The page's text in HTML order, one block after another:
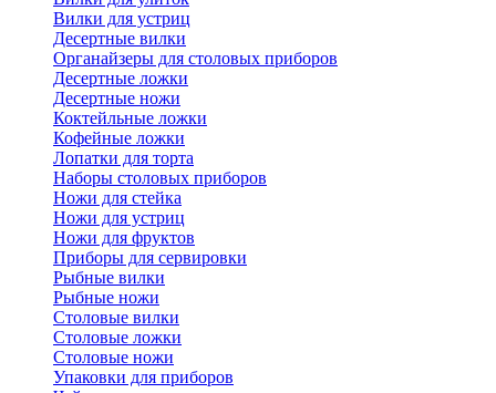
Вилки для устриц
Десертные вилки
Органайзеры для столовых приборов
Десертные ложки
Десертные ножи
Коктейльные ложки
Кофейные ложки
Лопатки для торта
Наборы столовых приборов
Ножи для стейка
Ножи для устриц
Ножи для фруктов
Приборы для сервировки
Рыбные вилки
Рыбные ножи
Столовые вилки
Столовые ложки
Столовые ножи
Упаковки для приборов